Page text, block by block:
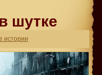
шутке
истории